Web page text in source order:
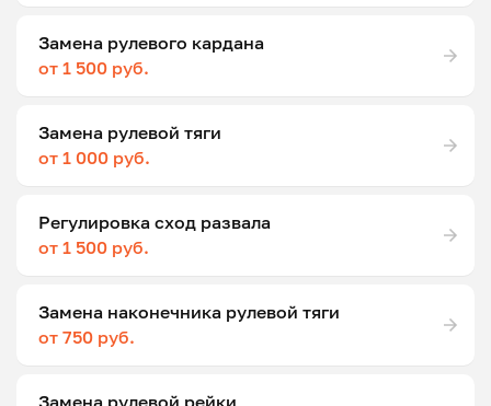
Замена рулевого кардана
от 1 500 руб.
Замена рулевой тяги
от 1 000 руб.
Регулировка сход развала
от 1 500 руб.
Замена наконечника рулевой тяги
от 750 руб.
Замена рулевой рейки